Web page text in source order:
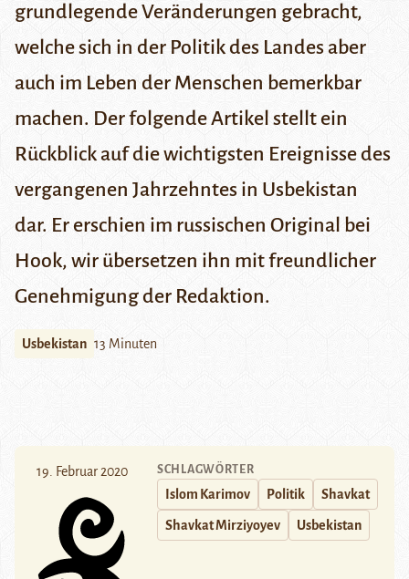
grundlegende Veränderungen gebracht,
welche sich in der Politik des Landes aber
auch im Leben der Menschen bemerkbar
machen. Der folgende Artikel stellt ein
Rückblick auf die wichtigsten Ereignisse des
vergangenen Jahrzehntes in Usbekistan
dar. Er erschien im russischen Original bei
Hook, wir übersetzen ihn mit freundlicher
Genehmigung der Redaktion.
Usbekistan 13 Minuten
19. Februar 2020 SCHLAGWÖRTER
Islom Karimov Politik Shavkat
Shavkat Mirziyoyev Usbekistan